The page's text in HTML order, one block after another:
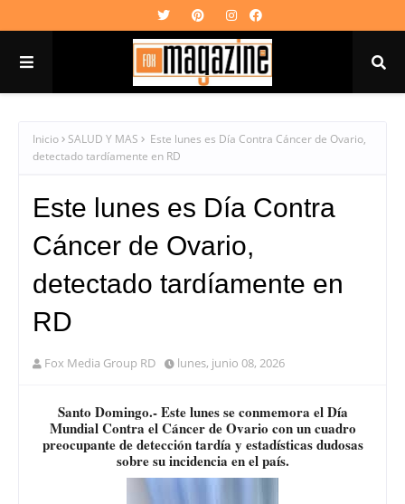
Inicio SALUD Y MAS
Este lunes es Día Contra Cáncer de Ovario,
detectado tardíamente en RD
Este lunes es Día Contra
Cáncer de Ovario,
detectado tardíamente en
RD
Fox Media Group RD lunes, junio 08, 2026
Santo Domingo.- Este lunes se conmemora el Día
Mundial Contra el Cáncer de Ovario con un cuadro
preocupante de detección tardía y estadísticas dudosas
sobre su incidencia en el país.